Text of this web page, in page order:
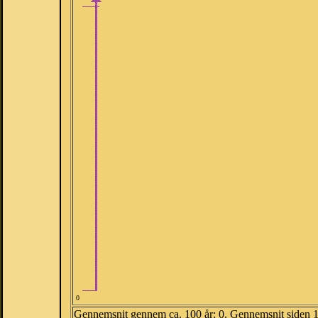
0
Gennemsnit gennem ca. 100 år: 0. Gennemsnit siden